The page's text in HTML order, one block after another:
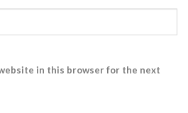
website in this browser for the next